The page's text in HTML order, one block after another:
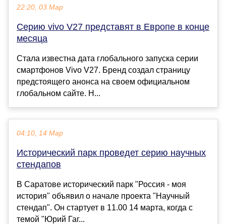
22:20, 03 Мар
Серию vivo V27 представят в Европе в конце
месяца
Стала известна дата глобального запуска серии
смартфонов Vivo V27. Бренд создал страницу
предстоящего анонса на своем официальном
глобальном сайте. Н...
04:10, 14 Мар
Исторический парк проведет серию научных
стендапов
В Саратове исторический парк "Россия - моя
история" объявил о начале проекта "Научный
стендап". Он стартует в 11.00 14 марта, когда с
темой "Юрий Гаг...